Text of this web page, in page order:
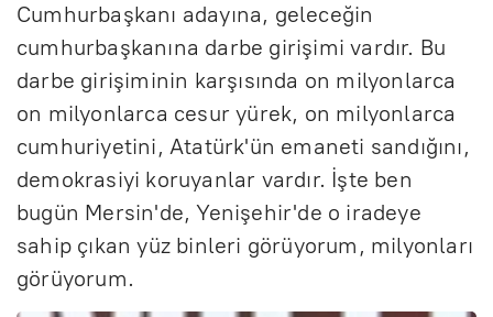
Cumhurbaşkanı adayına, geleceğin
cumhurbaşkanına darbe girişimi vardır. Bu
darbe girişiminin karşısında on milyonlarca
on milyonlarca cesur yürek, on milyonlarca
cumhuriyetini, Atatürk'ün emaneti sandığını,
demokrasiyi koruyanlar vardır. İşte ben
bugün Mersin'de, Yenişehir'de o iradeye
sahip çıkan yüz binleri görüyorum, milyonları
görüyorum.